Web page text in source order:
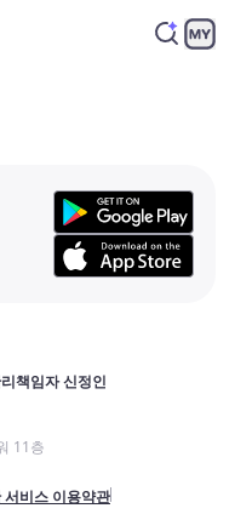
책임자 신정인
11층
서비스 이용약관